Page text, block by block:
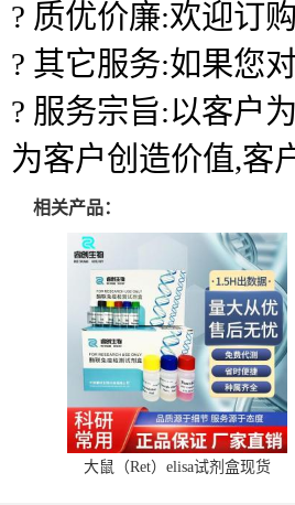
? 质优价廉:欢迎订
? 其它服务:如果您
? 服务宗旨:以客户
为客户创造价值,客
相关产品：
大鼠（Ret）elisa试剂盒现货